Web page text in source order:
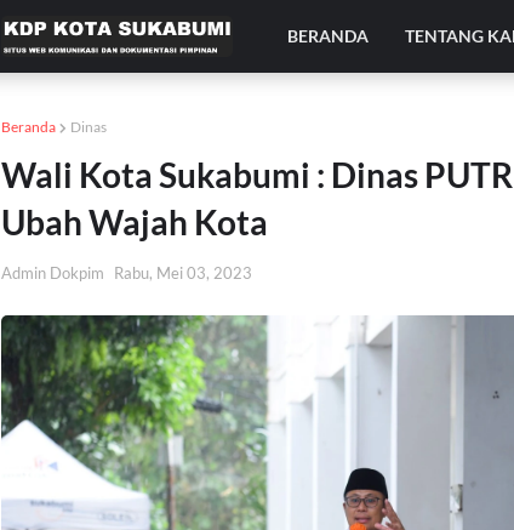
BERANDA TENTANG
Beranda Dinas
Wali Kota Sukabumi : Dinas
Ubah Wajah Kota
Admin Dokpim Rabu, Mei 03, 2023